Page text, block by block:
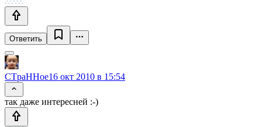
Ответить
CTpaHHoe16 окт 2010 в 15:54
так даже интересней :-)